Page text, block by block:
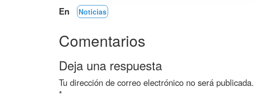
En Noticias
Comentarios
Deja una respuesta
Tu dirección de correo electrónico no será publicada.
*